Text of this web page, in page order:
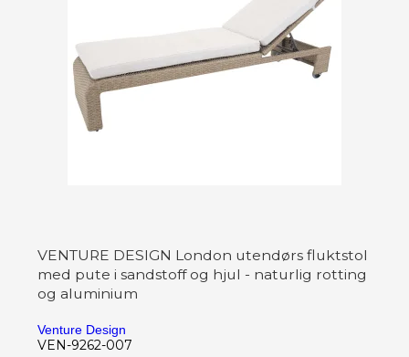
VENTURE DESIGN London utendørs fluktstol
med pute i sandstoff og hjul - naturlig rotting
og aluminium
Venture Design
VEN-9262-007